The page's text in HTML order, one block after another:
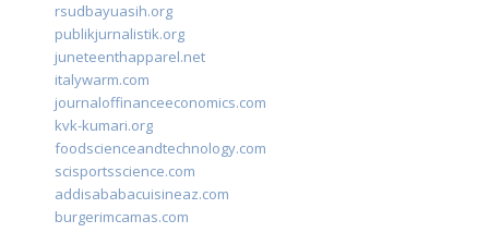
rsudbayuasih.org
publikjurnalistik.org
juneteenthapparel.net
italywarm.com
journaloffinanceeconomics.com
kvk-kumari.org
foodscienceandtechnology.com
scisportsscience.com
addisababacuisineaz.com
burgerimcamas.com